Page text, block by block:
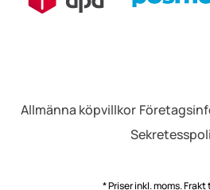
Allmänna köpvillkor
* Priser inkl. moms.Frakt